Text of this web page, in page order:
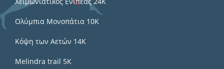
Ολύμπια Μονοπάτια 10Κ
Κόψη των Αετών 14Κ
Melindra trail 5Κ